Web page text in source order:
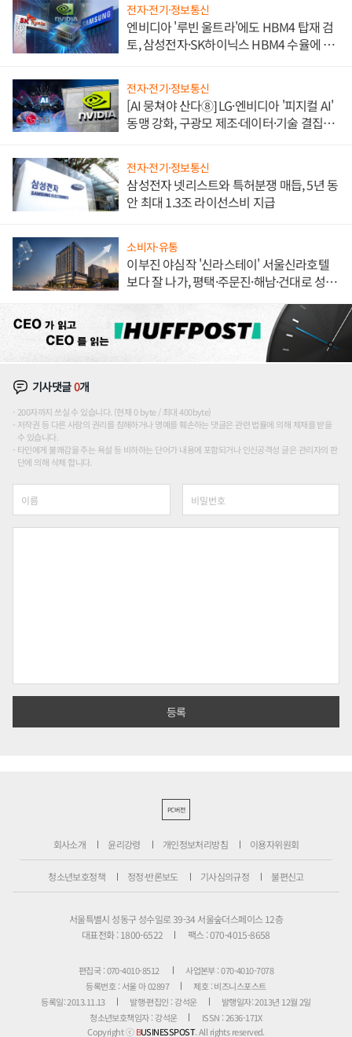
전자·전기·정보통신
엔비디아 '루빈 울트라'에도 HBM4 탑재 검
토, 삼성전자·SK하이닉스 HBM4 수율에 주
전자·전기·정보통신
[AI 뭉쳐야 산다⑧] LG·엔비디아 '피지컬 AI'
동맹 강화, 구광모 제조·데이터·기술 결집
전자·전기·정보통신
삼성전자 넷리스트와 특허분쟁 매듭, 5년 동
안 최대 1.3조 라이선스비 지급
소비자·유통
이부진 야심작 '신라스테이' 서울신라호텔
보다 잘 나가, 평택·주문진·해남·건대로 성
기사댓글0개
200자까지 쓰실 수 있습니다. (현재 0 byte / 최대 400byte)
저작권 등 다른 사람의 권리를 침해하거나 명예를 훼손하는 댓글은 관련 법률에 의해 제재를 받을
수 있습니다.
타인에게 불쾌감을 주는 욕설 등 비하하는 단어가 내용에 포함되거나 인신공격성 글은 관리자의 판
단에 의해 삭제 합니다.
PC버전
회사소개 윤리강령 개인정보처리방침 이용자위원회
청소년보호정책 정정·반론보도 기사심의규정 불편신고
서울특별시 성동구 성수일로 39-34 서울숲더스페이스 12층
대표전화 : 1800-6522
팩스 : 070-4015-8658
편집국 : 070-4010-8512
사업본부 : 070-4010-7078
등록번호 : 서울 아 02897
제호 : 비즈니스포스트
등록일: 2013.11.13
발행·편집인 : 강석운
발행일자: 2013년 12월 2일
청소년보호책임자 : 강석운
ISSN : 2636-171X
Copyright ⓒBUSINESSPOST. All rights reserved.